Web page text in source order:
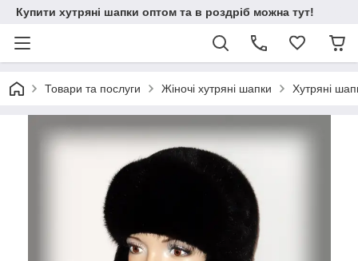
Купити хутряні шапки оптом та в роздріб можна тут!
Товари та послуги Жіночі хутряні шапки Хутряні